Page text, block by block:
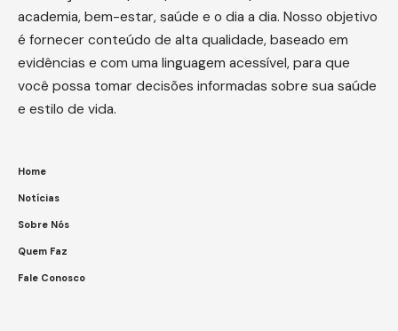
academia, bem-estar, saúde e o dia a dia. Nosso objetivo
é fornecer conteúdo de alta qualidade, baseado em
evidências e com uma linguagem acessível, para que
você possa tomar decisões informadas sobre sua saúde
e estilo de vida.
Home
Notícias
Sobre Nós
Quem Faz
Fale Conosco